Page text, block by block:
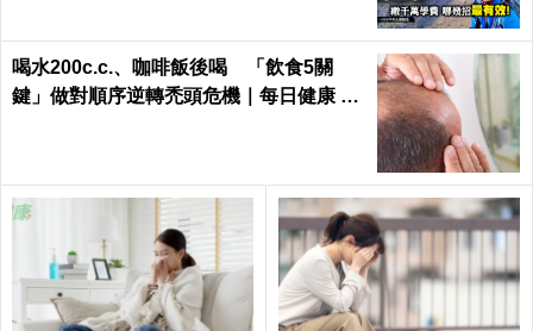
喝水200c.c.、咖啡飯後喝 「飲食5關
鍵」做對順序逆轉禿頭危機｜每日健康 He